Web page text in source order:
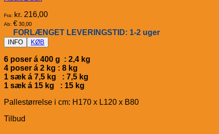
Fra: kr. 216,00
Ab: € 30,00
FORLÆNGET LEVERINGSTID: 1-2 uger
INFO KØB
6 poser á 400 g : 2,4 kg
4 poser á 2 kg : 8 kg
1 sæk á 7,5 kg : 7,5 kg
1 sæk á 15 kg : 15 kg
Pallestørrelse i cm: H170 x L120 x B80
Tilbud